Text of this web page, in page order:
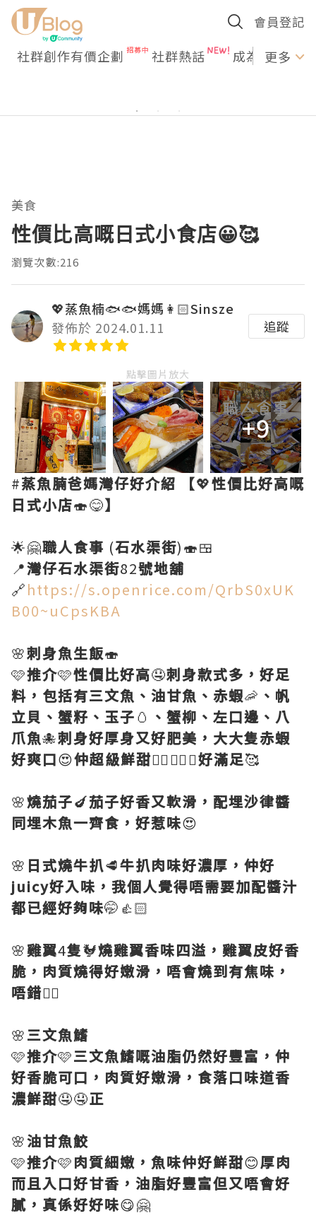
會員登記
社群創作有價企劃 社群熱話 成為U更多
美食
性價比高嘅日式小食店😀🥰
瀏覽次數:216
💖蒸魚楠🐟🐟媽媽👩🏻Sinsze
發佈於 2024.01.11
追蹤
點擊圖片放大
+9
#蒸魚腩爸媽灣仔好介紹 【💖性價比好高嘅
日式小店🍣😋】
🌟🤗職人食事 (石水渠街)🍣🍱
📍灣仔石水渠街82號地舖
🔗https://s.openrice.com/QrbS0xUK
B00~uCpsKBA
🌸刺身魚生飯🍣
🩷推介🩷性價比好高🤤刺身款式多，好足
料，包括有三文魚、油甘魚、赤蝦🦐 、帆
立貝、蟹籽、玉子🥚 、蟹柳、左口邊、八
爪魚🐙刺身好厚身又好肥美，大大隻赤蝦
好爽口😍仲超級鮮甜👍🏻👍🏻🤩好滿足🥰
🌸燒茄子🍆茄子好香又軟滑，配埋沙律醬
同埋木魚一齊食，好惹味😍
🌸 日式燒牛扒🥩牛扒肉味好濃厚，仲好
juicy好入味，我個人覺得唔需要加配醬汁
都已經好夠味🤭👍🏻
🌸雞翼4隻🐓燒雞翼香味四溢，雞翼皮好香
脆，肉質燒得好嫩滑，唔會燒到有焦味，
唔錯👍🏻
🌸三文魚鰭
🩷推介🩷三文魚鰭嘅油脂仍然好豐富，仲
好香脆可口，肉質好嫩滑，食落口味道香
濃鮮甜🤤🤤正
🌸油甘魚鮫
🩷推介🩷肉質細嫩，魚味仲好鮮甜😊厚肉
而且入口好甘香，油脂好豐富但又唔會好
膩，真係好好味😋🤗